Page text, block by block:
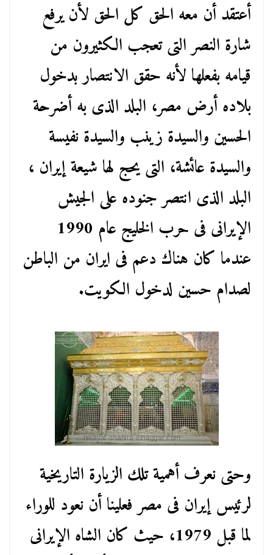
أعتقد أن معه الحق كل الحق لأن يرفع
شارة النصر التى تعجب الكثيرون من
قيامه بفعلها لأنه حقق الانتصار بدخول
بلاده أرض مصر، البلد الذى به أضرحة
الحسين والسيدة زينب والسيدة نفيسة
والسيدة عائشة، التى يحج لها شيعة إيران ،
البلد الذى انتصر جنوده على الجيش
الإيرانى فى حرب الخليج عام 1990
عندما كان هناك دعم فى ايران من الباطن
لصدام حسين لدخول الكويت.
وحتى نعرف أهمية تلك الزيارة التاريخية
لرئيس إيران فى مصر فعلينا أن نعود للوراء
لما قبل 1979، حيث كان الشاه الإيرانى